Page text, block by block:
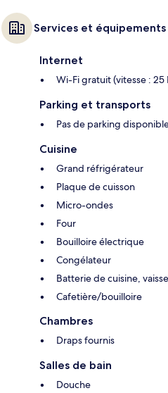
Services et équipements
Internet
Wi-Fi gratuit (vitesse :
Parking et transports
Pas de parking
Cuisine
Grand réfrigérateur
Plaque de cuisson
Micro-ondes
Four
Bouilloire électrique
Congélateur
Batterie de cuisine,
Cafetière/bouilloire
Chambres
Draps fournis
Salles de bain
Douche